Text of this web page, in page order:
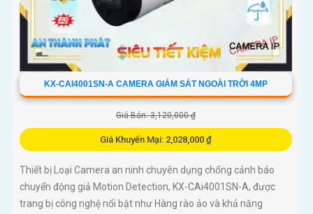
KX-CAI4001SN-A CAMERA GIÁM SÁT NGOÀI TRỜI 4MP
Giá Bán: 3,120,000 ₫
Giá Khuyến Mại: 2,028,000 ₫
Thiết bị Loại Camera an ninh chuyên dụng chống cảnh báo
chuyển động giả Motion Detection, KX-CAi4001SN-A, được
trang bị công nghệ nổi bật như Hàng rào ảo và khả năng